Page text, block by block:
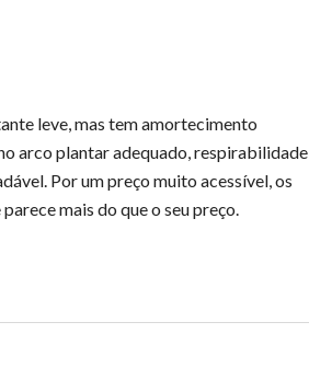
leve, mas tem amortecimento
arco plantar adequado, respirabilidade
Por um preço muito acessível, os
mais do que o seu preço.